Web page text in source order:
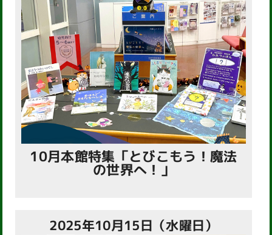
10月本館特集「とびこもう！魔法
の世界へ！」
2025年10月15日（水曜日）